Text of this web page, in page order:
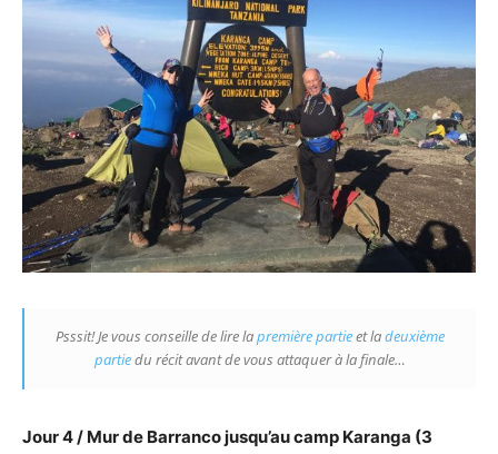
Psssit! Je vous conseille de lire lapremière partieet ladeuxième
partiedu récit avant de vous attaquer à la finale…
Jour 4 / Mur de Barranco jusqu’au camp Karanga (3